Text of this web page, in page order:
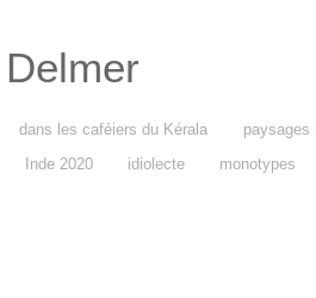
dans les caféiers du Kérala
paysages
Inde 2020 idiolecte monotypes